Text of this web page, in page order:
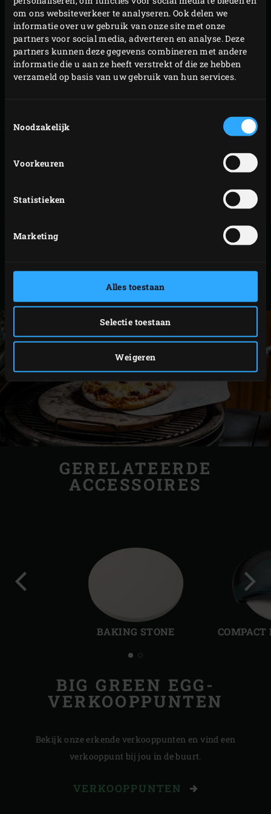
om ons websiteverkeer te analyseren. Ook delen we
informatie over uw gebruik van onze site met onze
partners voor social media, adverteren en analyse. Deze
partners kunnen deze gegevens combineren met andere
informatie die u aan ze heeft verstrekt of die ze hebben
verzameld op basis van uw gebruik van hun services.
Noodzakelijk
Voorkeuren
Statistieken
Marketing
Alles toestaan
Selectie toestaan
Weigeren
versgebakken brood en taarten schuift. De lange grip
zorgt ervoor dat je je handen niet verbrandt en hij ligt
prettig en comfortabel in je hand. Wie heeft er nog ruimte
voor een slice?
KLASSIEKE
GERELATEERDE
ACCESSOIRES
BAKING STONE
slide
BIG GREEN EGG-
VERKOOPPUNTEN
Bekijk onze erkende verkooppunten en vind een
verkooppunt bij jou in de buurt.
VERKOOPPUNTEN